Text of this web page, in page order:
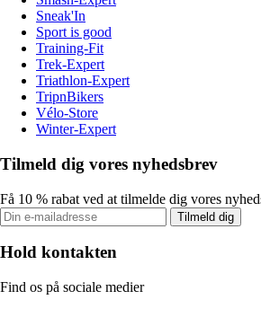
Sneak'In
Sport is good
Training-Fit
Trek-Expert
Triathlon-Expert
TripnBikers
Vélo-Store
Winter-Expert
Tilmeld dig vores nyhedsbrev
Få 10 % rabat ved at tilmelde dig vores
Tilmeld dig
Hold kontakten
Find os på sociale medier